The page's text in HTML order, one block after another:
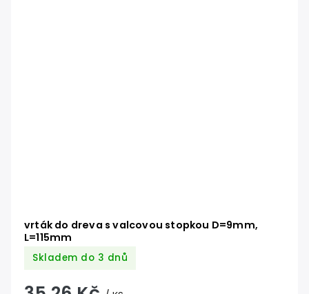
vrták do dreva s valcovou stopkou D=9mm,
L=115mm
Skladem do 3 dnů